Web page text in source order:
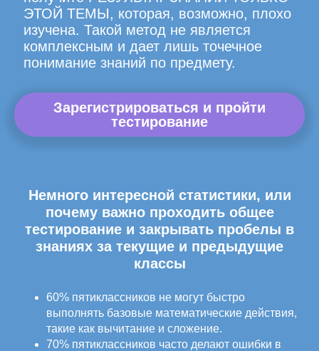
ЭТОЙ ТЕМЫ, которая, возможно, плохо
изучена. Такой метод не является
комплексным и дает лишь точечное
понимание знаний по предмету.
Зарегистрироваться и пройти
тестирование
Немного интересной статистики, или
почему важно проходить общее
тестирование и закрывать пробелы в
знаниях за текущие и предыдущие
классы
60% пятиклассников не могут быстро
выполнять базовые математические действия,
такие как вычитание и сложение.
70% пятиклассников часто делают ошибки в